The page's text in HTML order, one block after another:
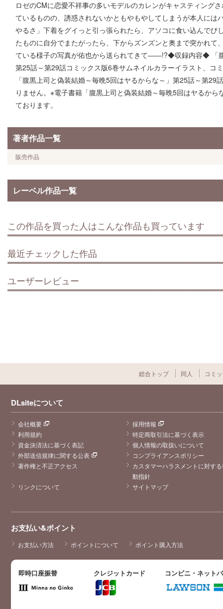
ロゼのCMに恋愛不祥事の多いモデルのカレンがキャスティング
ているものの、誘惑されないかともやもやしてしまうが本人に
やるさ」下着をグイっと引っ張られたら、アソコに食い込んで
たものに自分でまたがったら、下からズンズンと奥まで突かれ
ている様子の写真が佑也から送られてきて――!?◆収録内容◆ 「
第25話～第29話コミックス版6巻サムネイルカラーイラスト、コ
「腹黒上司と偽装結婚～毎晩5回はヤるからな～」第25話～第
りません。※電子書籍「腹黒上司と偽装結婚～毎晩5回はヤるか
ております。
著者作品一覧
販売作品
レーベル作品一覧
この作品を買った人はこんな作品も買っています
最近チェックした作品
ユーザーレビュー
総合トップ 同人 コミ
DLsiteについて
会社概要
採用情報
利用規約
特定商取引法に基づく表示
資金決済法に基づく表記
個人情報の取扱いについて
外部送信規律に関する公表
コンプライアンスポリシー
著作権と不正アクセス
カスタマーハラスメントに対す
動指針
リンクについて
サイトマップ
お支払い&ポイント
お支払い方法 ポイントについて ポイント購入方法
即時口座振替 クレジットカード コンビニ・ネット